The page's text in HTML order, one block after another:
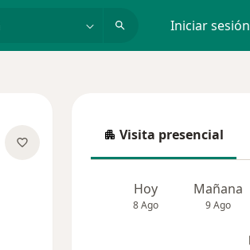
Iniciar sesión
Visita presencial
Visita presencial
Hoy
8 Ago
Mañana
9 Ago